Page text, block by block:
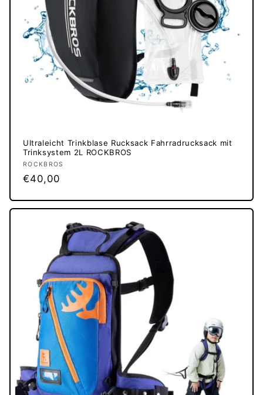
Ultraleicht Trinkblase Rucksack Fahrradrucksack mit
Trinksystem 2L ROCKBROS
Anbieter:
ROCKBROS
Normaler
€40,00